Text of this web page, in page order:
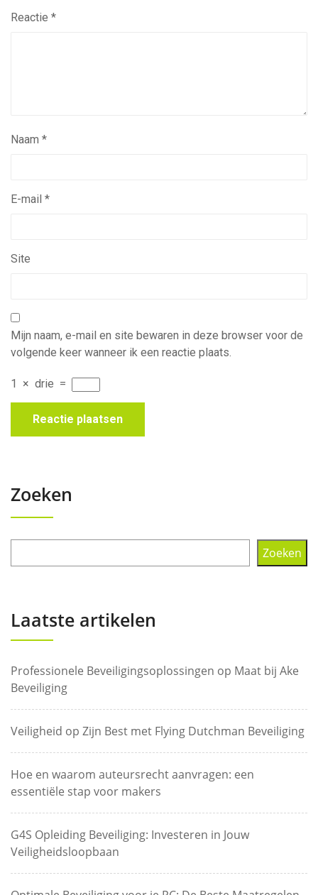
Reactie *
Naam *
E-mail *
Site
Mijn naam, e-mail en site bewaren in deze browser voor de
volgende keer wanneer ik een reactie plaats.
1 × drie =
Zoeken
Zoeken
Laatste artikelen
Professionele Beveiligingsoplossingen op Maat bij Ake
Beveiliging
Veiligheid op Zijn Best met Flying Dutchman Beveiliging
Hoe en waarom auteursrecht aanvragen: een
essentiële stap voor makers
G4S Opleiding Beveiliging: Investeren in Jouw
Veiligheidsloopbaan